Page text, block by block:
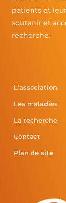
patients et
soutenir et
recherche.
L'association
Les maladies
La recherche
Contact
Plan de site